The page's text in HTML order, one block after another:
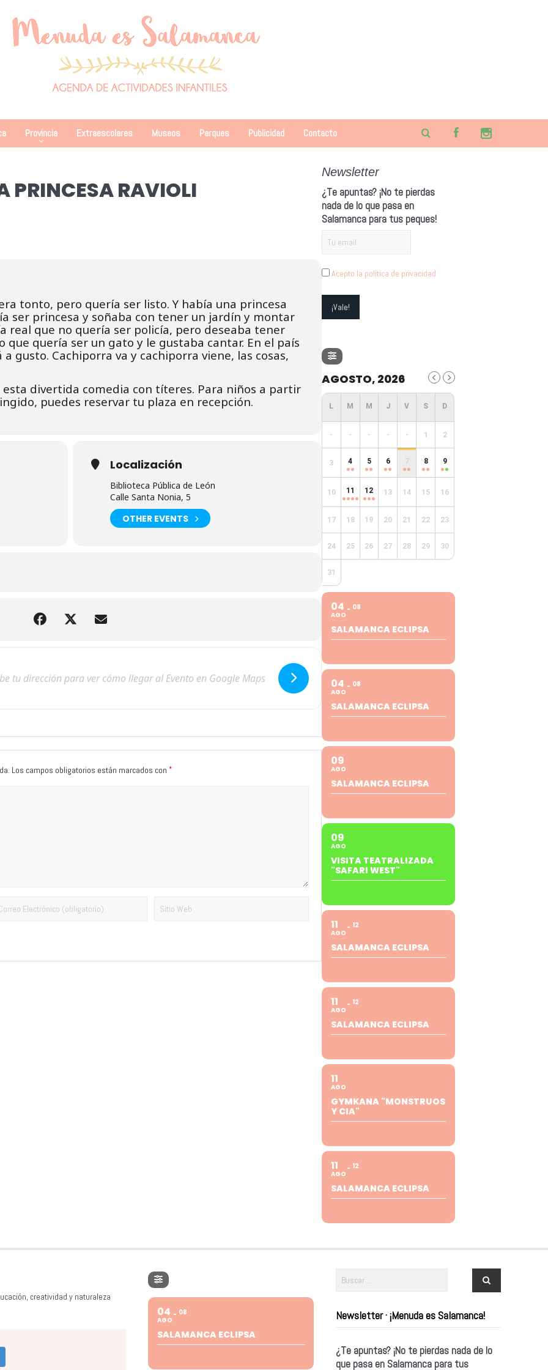
Provincia Extraescolares Museos Parques Publicidad Contacto
PRINCESA RAVIOLI
tonto, pero quería ser listo. Y había una princesa
ser princesa y soñaba con tener un jardín y montar
real que no quería ser policía, pero deseaba tener
que quería ser un gato y le gustaba cantar. En el país
gusto. Cachiporra va y cachiporra viene, las cosas,
divertida comedia con títeres. Para niños a partir
puedes reservar tu plaza en recepción.
Localización
Biblioteca Pública de León
Calle Santa Nonia, 5
OTHER EVENTS
Los campos obligatorios están marcados con *
Newsletter
¿Te apuntas? ¡No te pierdas
nada de lo que pasa en
Salamanca para tus peques!
Acepto la política de privacidad
AGOSTO, 2026
- - - - - 1 2
3 4 5 6 7 8 9
10 11 12 13 14 15 16
17 18 19 20 21 22 23
24 25 26 27 28 29 30
31
04
AGO
08
SALAMANCA ECLIPSA
04
AGO
08
SALAMANCA ECLIPSA
09
AGO
SALAMANCA ECLIPSA
09
AGO
VISITA TEATRALIZADA
"SAFARI WEST"
11
AGO
12
SALAMANCA ECLIPSA
11
AGO
12
SALAMANCA ECLIPSA
11
AGO
GYMKANA "MONSTRUOS
Y CIA"
11
AGO
12
SALAMANCA ECLIPSA
creatividad y naturaleza
04
AGO
08
SALAMANCA ECLIPSA
Newsletter · ¡Menuda es Salamanca!
¿Te apuntas? ¡No te pierdas nada de lo
que pasa en Salamanca para tus